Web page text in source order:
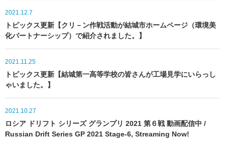
2021.12.7
トピックス更新【クリ－ン作戦活動が結城市ホームページ（環境美
化パートナーシップ）で紹介されました。】
2021.11.25
トピックス更新【結城第一高等学校の皆さんが工場見学にいらっし
ゃいました。】
2021.10.27
ロシア ドリフト シリーズ グランプリ 2021 第６戦 動画配信中 /
Russian Drift Series GP 2021 Stage-6, Streaming Now!